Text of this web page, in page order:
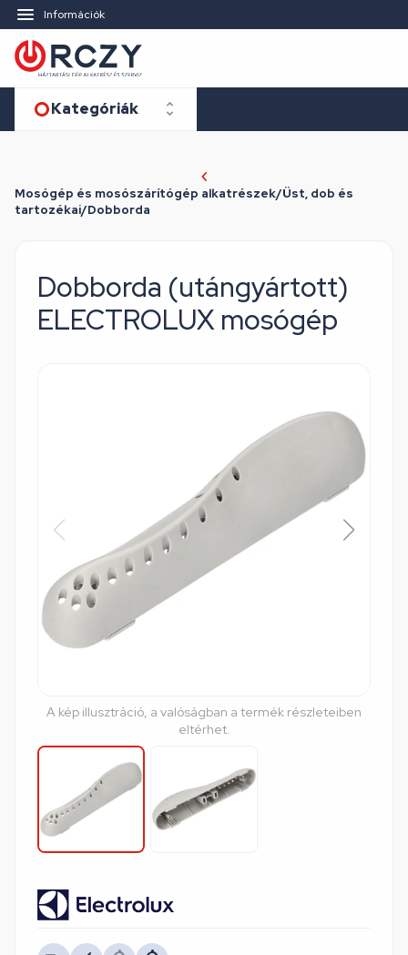
Információk
Kategóriák
Mosógép és mosószárítógép alkatrészek/Üst, dob és
tartozékai/Dobborda
Dobborda (utángyártott)
ELECTROLUX mosógép
A kép illusztráció, a valóságban a termék részleteiben
eltérhet.